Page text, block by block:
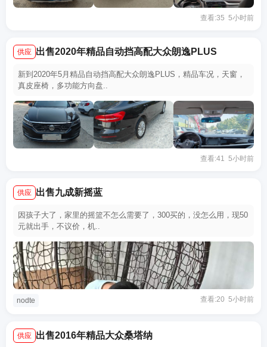
查看:35 5小时前
供应 出售2020年精品自动挡高配大众朗逸PLUS
新到2020年5月精品自动挡高配大众朗逸PLUS，精品车况，天窗，
真皮座椅，多功能方向盘..
查看:41 5小时前
供应 出售九成新摇蓝
因孩子大了，家里的摇篮不怎么需要了，300买的，没怎么用，现50
元就出手，不议价，机..
nodte 查看:20 5小时前
供应 出售2016年精品大众桑塔纳